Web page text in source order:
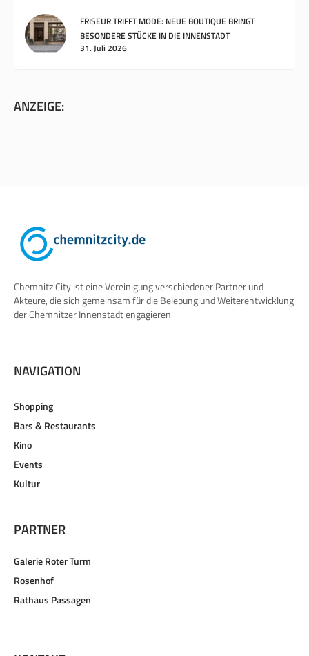
FRISEUR TRIFFT MODE: NEUE BOUTIQUE BRINGT
BESONDERE STÜCKE IN DIE INNENSTADT
31. Juli 2026
ANZEIGE:
Chemnitz City ist eine Vereinigung verschiedener Partner und
Akteure, die sich gemeinsam für die Belebung und Weiterentwicklung
der Chemnitzer Innenstadt engagieren
NAVIGATION
Shopping
Bars & Restaurants
Kino
Events
Kultur
PARTNER
Galerie Roter Turm
Rosenhof
Rathaus Passagen